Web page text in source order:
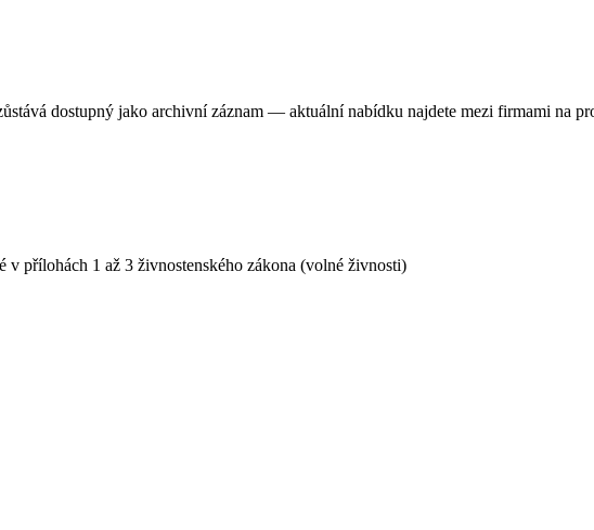
dostupný jako archivní záznam — aktuální nabídku najdete mezi firmami na
v přílohách 1 až 3 živnostenského zákona (volné živnosti)